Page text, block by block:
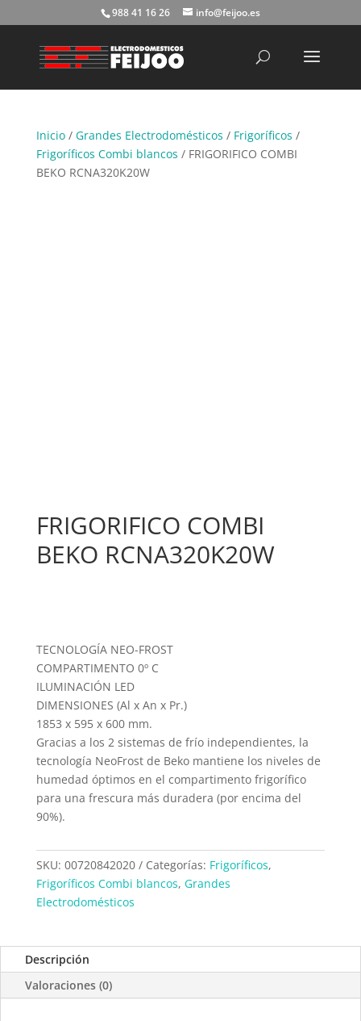
988 41 16 26 info@feijoo.es
Inicio/ Grandes Electrodomésticos / Frigoríficos /
Frigoríficos Combi blancos / FRIGORIFICO COMBI
BEKO RCNA320K20W
FRIGORIFICO COMBI
BEKO RCNA320K20W
TECNOLOGÍA NEO-FROST
COMPARTIMENTO 0º C
ILUMINACIÓN LED
DIMENSIONES (Al x An x Pr.)
1853 x 595 x 600 mm.
Gracias a los 2 sistemas de frío independientes, la
tecnología NeoFrost de Beko mantiene los niveles de
humedad óptimos en el compartimento frigorífico
para una frescura más duradera (por encima del
90%).
SKU: 00720842020 Categorías: Frigoríficos,
Frigoríficos Combi blancos, Grandes
Electrodomésticos
Descripción
Valoraciones (0)